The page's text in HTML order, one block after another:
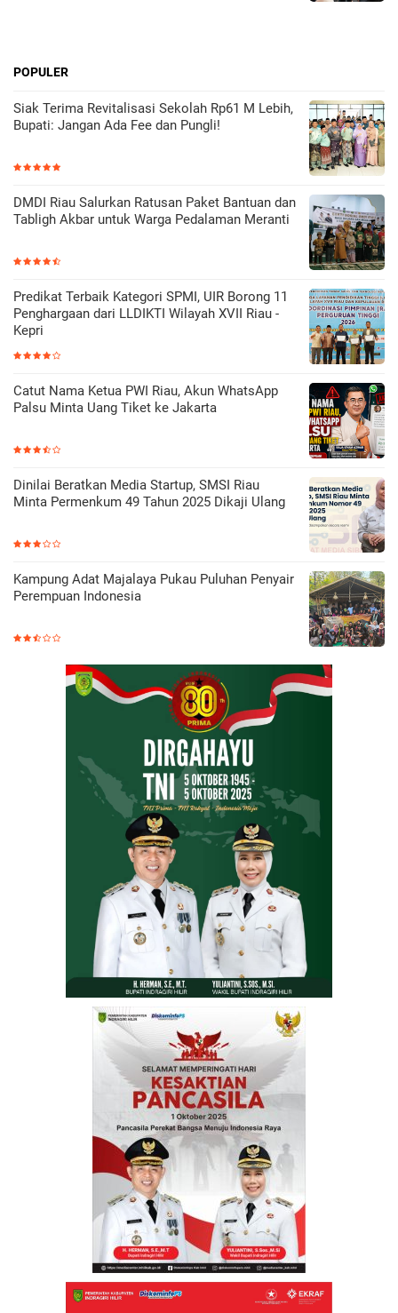
POPULER
Siak Terima Revitalisasi Sekolah Rp61 M Lebih,
Bupati: Jangan Ada Fee dan Pungli!
DMDI Riau Salurkan Ratusan Paket Bantuan dan
Tabligh Akbar untuk Warga Pedalaman Meranti
Predikat Terbaik Kategori SPMI, UIR Borong 11
Penghargaan dari LLDIKTI Wilayah XVII Riau -
Kepri
Catut Nama Ketua PWI Riau, Akun WhatsApp
Palsu Minta Uang Tiket ke Jakarta
Dinilai Beratkan Media Startup, SMSI Riau
Minta Permenkum 49 Tahun 2025 Dikaji Ulang
Kampung Adat Majalaya Pukau Puluhan Penyair
Perempuan Indonesia